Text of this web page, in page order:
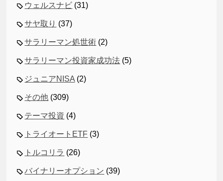
ウェルスナビ (31)
サヤ取り (37)
サラリーマン処世術 (2)
サラリーマン投資家成功法 (5)
ジュニアNISA(2)
その他 (309)
テーマ投資 (4)
トライオートETF (3)
トルコリラ (26)
バイナリーオプション (39)